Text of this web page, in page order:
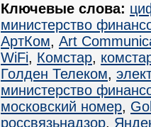
Ключевые слова:
министерство
АртКом, Art
WiFi, Комстар,
Голден Телеком,
министерство
московский номер,
россвязьнадзор,